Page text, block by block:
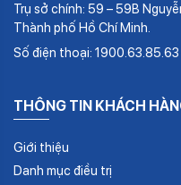
Trụ sở chính: 59 – 59B
Thành phố Hồ Chí Minh.
Số điện thoại: 1900.63.85.63
THÔNG TIN KHÁCH
Giới thiệu
Danh mục điều trị